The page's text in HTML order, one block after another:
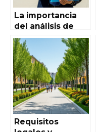
La importancia
del análisis de
mercado para
identificar
buenas
oportunidades de
inversión en el
mercado
inmobiliario
español
Requisitos